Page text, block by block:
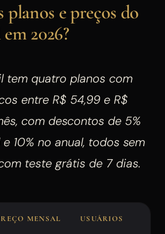
planos e preços do
2026?
tem quatro planos com
entre R$ 54,99 e R$
com descontos de 5%
10% no anual, todos sem
teste grátis de 7 dias.
MENSAL USUÁRIOS